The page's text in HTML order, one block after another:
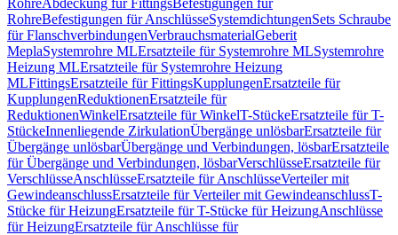
RohreAbdeckung für FittingsBefestigungen für
RohreBefestigungen für AnschlüsseSystemdichtungenSets Schraube
für FlanschverbindungenVerbrauchsmaterialGeberit
MeplaSystemrohre MLErsatzteile für Systemrohre MLSystemrohre
Heizung MLErsatzteile für Systemrohre Heizung
MLFittingsErsatzteile für FittingsKupplungenErsatzteile für
KupplungenReduktionenErsatzteile für
ReduktionenWinkelErsatzteile für WinkelT-StückeErsatzteile für T-
StückeInnenliegende ZirkulationÜbergänge unlösbarErsatzteile für
Übergänge unlösbarÜbergänge und Verbindungen, lösbarErsatzteile
für Übergänge und Verbindungen, lösbarVerschlüsseErsatzteile für
VerschlüsseAnschlüsseErsatzteile für AnschlüsseVerteiler mit
GewindeanschlussErsatzteile für Verteiler mit GewindeanschlussT-
Stücke für HeizungErsatzteile für T-Stücke für HeizungAnschlüsse
für HeizungErsatzteile für Anschlüsse für